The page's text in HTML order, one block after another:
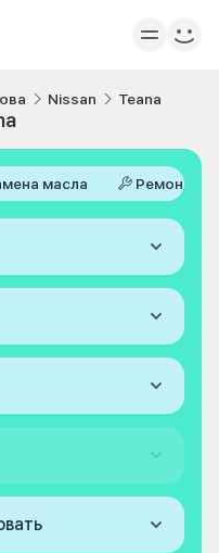
Nissan Teana
масла Ремонт